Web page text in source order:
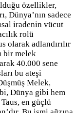
özellikler,
Dünya’nın sadece
iradenin vücut
rolü
olarak adlandırılır
bir melek
40.000 sene
bu ateşi
Melek,
Dünya gibi hem
en güçlü